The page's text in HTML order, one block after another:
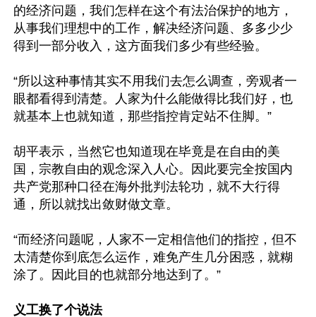
的经济问题，我们怎样在这个有法治保护的地方，
从事我们理想中的工作，解决经济问题、多多少少
得到一部分收入，这方面我们多少有些经验。
“所以这种事情其实不用我们去怎么调查，旁观者一
眼都看得到清楚。人家为什么能做得比我们好，也
就基本上也就知道，那些指控肯定站不住脚。”
胡平表示，当然它也知道现在毕竟是在自由的美
国，宗教自由的观念深入人心。因此要完全按国内
共产党那种口径在海外批判法轮功，就不大行得
通，所以就找出敛财做文章。
“而经济问题呢，人家不一定相信他们的指控，但不
太清楚你到底怎么运作，难免产生几分困惑，就糊
涂了。因此目的也就部分地达到了。”
义工换了个说法